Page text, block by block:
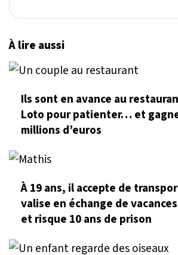
À lire aussi
Ils sont en avance au
Loto pour patienter… et
millions d’euros
À 19 ans, il accepte de
valise en échange de
et risque 10 ans de prison